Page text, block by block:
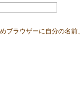
ブラウザーに自分の名